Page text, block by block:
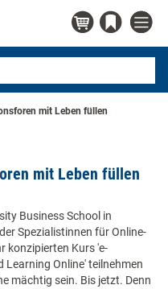
mit Leben füllen
mit Leben füllen
Business School in
Spezialistinnen für Online-
konzipierten Kurs 'e-
Learning Online' teilnehmen
mächtig sein. Bis jetzt. Denn